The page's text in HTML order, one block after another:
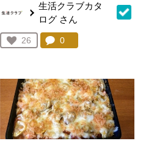
生活クラブカタ
ログ さん
お気に入り登録：
26
人が登録
コメント：
0件。コメントを見る。